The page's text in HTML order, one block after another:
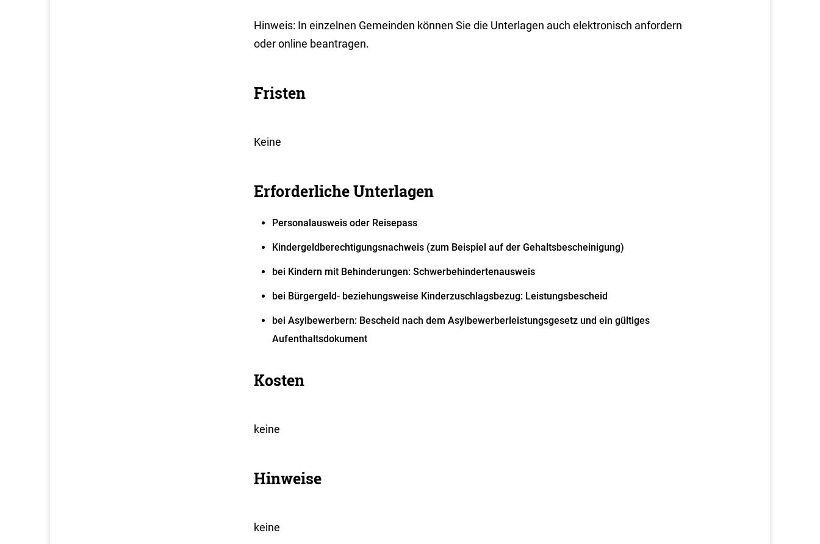
Hinweis: In einzelnen Gemeinden können Sie die Unterlagen auch elektronisch anfordern
oder online beantragen.
Fristen
Keine
Erforderliche Unterlagen
Personalausweis oder Reisepass
Kindergeldberechtigungsnachweis (zum Beispiel auf der Gehaltsbescheinigung)
bei Kindern mit Behinderungen: Schwerbehindertenausweis
bei Bürgergeld- beziehungsweise Kinderzuschlagsbezug: Leistungsbescheid
bei Asylbewerbern: Bescheid nach dem Asylbewerberleistungsgesetz und ein gültiges
Aufenthaltsdokument
Kosten
keine
Hinweise
keine